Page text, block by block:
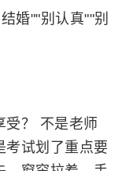
婚""别认真""别
受？ 不是老师
考试划了重点要